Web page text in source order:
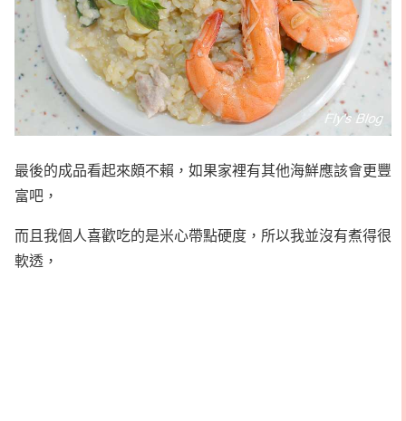
最後的成品看起來頗不賴，如果家裡有其他海鮮應該會更豐
富吧，
而且我個人喜歡吃的是米心帶點硬度，所以我並沒有煮得很
軟透，